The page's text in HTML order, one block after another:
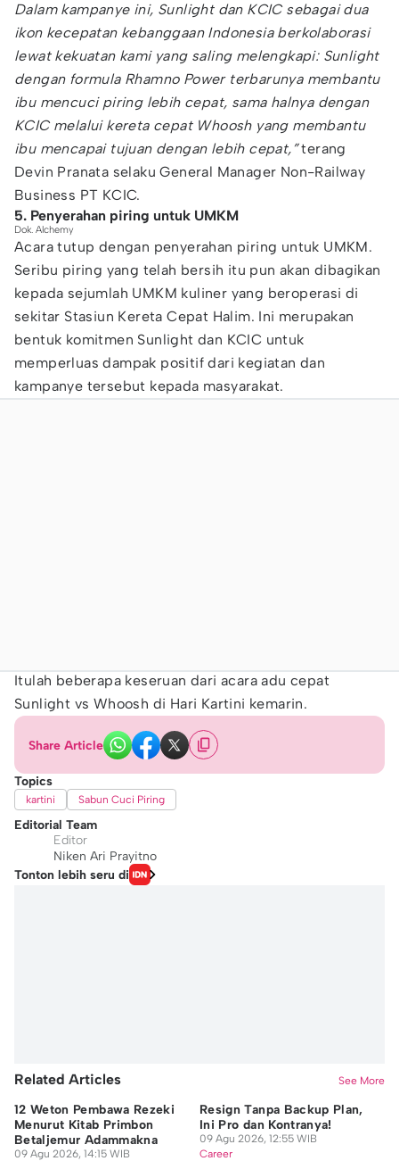
Dalam kampanye ini, Sunlight dan KCIC sebagai dua
ikon kecepatan kebanggaan Indonesia berkolaborasi
lewat kekuatan kami yang saling melengkapi: Sunlight
dengan formula Rhamno Power terbarunya membantu
ibu mencuci piring lebih cepat, sama halnya dengan
KCIC melalui kereta cepat Whoosh yang membantu
ibu mencapai tujuan dengan lebih cepat,”terang
Devin Pranata selaku General Manager Non-Railway
Business PT KCIC.
5. Penyerahan piring untuk UMKM
Dok. Alchemy
Acara tutup dengan penyerahan piring untuk UMKM.
Seribu piring yang telah bersih itu pun akan dibagikan
kepada sejumlah UMKM kuliner yang beroperasi di
sekitar Stasiun Kereta Cepat Halim. Ini merupakan
bentuk komitmen Sunlight dan KCIC untuk
memperluas dampak positif dari kegiatan dan
kampanye tersebut kepada masyarakat.
Itulah beberapa keseruan dari acara adu cepat
Sunlight vs Whoosh di Hari Kartini kemarin.
Share Article
Topics
kartini Sabun Cuci Piring
Editorial Team
Editor
Niken Ari Prayitno
Tonton lebih seru di
Related Articles See More
12 Weton Pembawa Rezeki
Menurut Kitab Primbon
Betaljemur Adammakna
09 Agu 2026, 14:15 WIB
Resign Tanpa Backup Plan,
Ini Pro dan Kontranya!
09 Agu 2026, 12:55 WIB
Career